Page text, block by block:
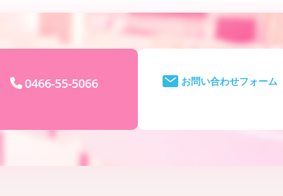
0466-55-5066 お問い合わせフォーム